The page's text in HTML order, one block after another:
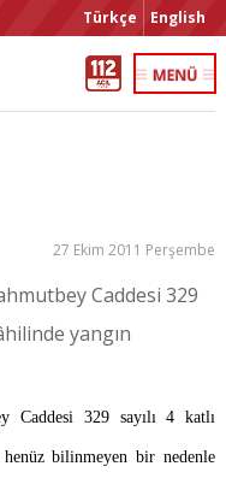
Türkçe English
27 Ekim 2011 Perşembe
Caddesi 329
yangın
Caddesi 329 sayılı 4 katlı
bilinmeyen bir nedenle